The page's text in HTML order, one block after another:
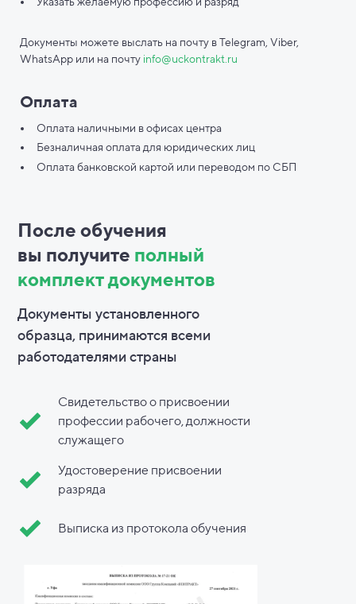
Документы можете выслать на почту в Telegram, Viber,
WhatsApp или на почту info@uckontrakt.ru
Оплата
Оплата наличными в офисах центра
Безналичная оплата для юридических лиц
Оплата банковской картой или переводом по СБП
После обучения
вы получите полный
комплект документов
Документы установленного
образца, принимаются всеми
работодателями страны
Свидетельство о присвоении
профессии рабочего, должности
служащего
Удостоверение присвоении
разряда
Выписка из протокола обучения